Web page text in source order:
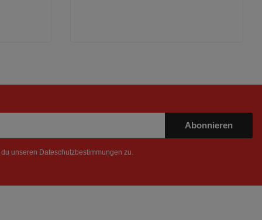
Abonnieren
unseren Dateschutzbestimmungen zu.